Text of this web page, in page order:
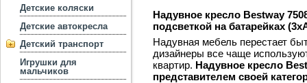
Детские коляски
Детские автокресла
Детский транспорт
Игрушки для
мальчиков
Надувное кресло Bestway
подсветкой на батарейках
Надувная мебель перестает
дизайнеры все чаще
квартир. Надувное кресло
представителем своей